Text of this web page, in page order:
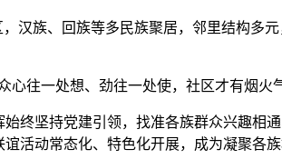
族、回族等多民族聚居，邻里结构多元
往一处想、劲往一处使，社区才有烟火
坚持党建引领，找准各族群众兴趣相
活动常态化、特色化开展，成为凝聚各族